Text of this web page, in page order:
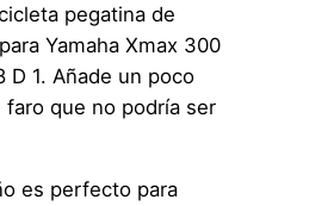
pegatina de
Yamaha Xmax 300
D 1. Añade un poco
que no podría ser
es perfecto para